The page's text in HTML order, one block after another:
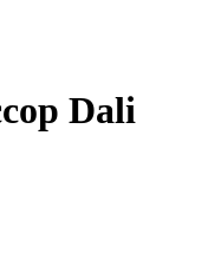
Dali